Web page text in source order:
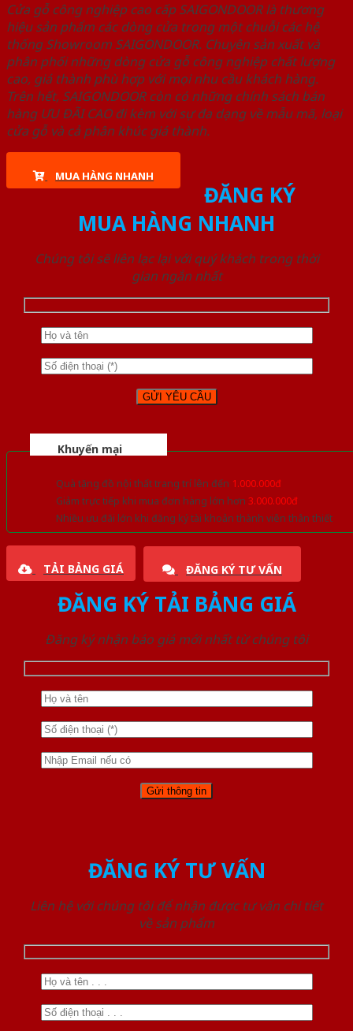
Cửa gỗ công nghiệp cao cấp SAIGONDOOR là thương
hiệu sản phẩm các dòng cửa trong một chuỗi các hệ
thống Showroom SAIGONDOOR. Chuyên sản xuất và
phân phối những dòng cửa gỗ công nghiệp chất lượng
cao, giá thành phù hợp với mọi nhu cầu khách hàng.
Trên hết, SAIGONDOOR còn có những chính sách bán
hàng ƯU ĐÃI CAO đi kèm với sự đa dạng về mẫu mã, loại
cửa gỗ và cả phân khúc giá thành.
MUA HÀNG NHANH
ĐĂNG KÝ
MUA HÀNG NHANH
Chúng tôi sẽ liên lạc lại với quý khách trong thời
gian ngắn nhất
Khuyến mại
Quà tặng đồ nội thất trang trí lên đến 1.000.000đ
Giảm trực tiếp khi mua đơn hàng lớn hơn 3.000.000đ
Nhiều ưu đãi lớn khi đăng ký tài khoản thành viên thân thiết
TẢI BẢNG GIÁ ĐĂNG KÝ TƯ VẤN
ĐĂNG KÝ TẢI BẢNG GIÁ
Đăng ký nhận báo giá mới nhất từ chúng tôi
ĐĂNG KÝ TƯ VẤN
Liên hệ với chúng tôi để nhận được tư vấn chi tiết
về sản phẩm